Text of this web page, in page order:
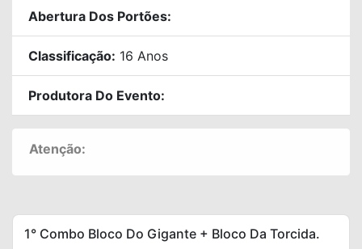
Abertura Dos Portões:
Classificação: 16 Anos
Produtora Do Evento:
Atenção:
1° Combo Bloco Do Gigante + Bloco Da Torcida.